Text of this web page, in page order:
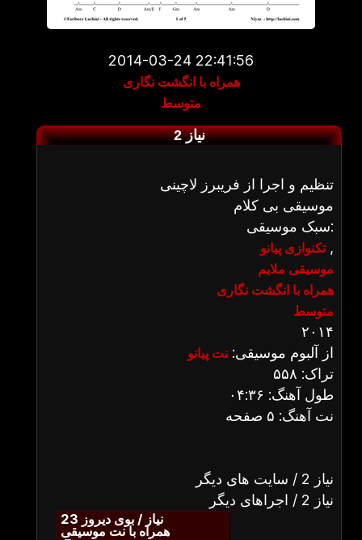
2014-03-24 22:41:56
همراه با انگشت نگاری
متوسط
نیاز 2
تنظیم و اجرا از فریبرز لاچینی
موسیقی بی کلام
سبک موسیقی:
تکنوازی پیانو,
موسیقی ملایم
همراه با انگشت نگاری
متوسط
۲۰۱۴
از آلبوم موسیقی: نت پیانو
تراک: ۵۵۸
طول آهنگ: ۰۴:۳۶
نت آهنگ: ۵ صفحه
نیاز 2 / سایت های دیگر
نیاز 2 / اجراهای دیگر
نیاز / بوی دیروز 23
همراه با نت موسیقی